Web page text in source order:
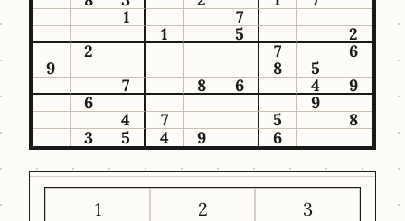
1
7
1
5
2
2
7
6
9
8
5
7
8 6 4
9
6
9
4
7 5
8
3
5 4 9 6
1 2
3